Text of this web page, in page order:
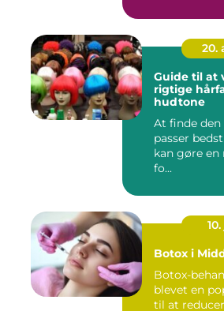
20.
Guide til at
rigtige
hudtone
At finde den
passer
kan gøre
fo...
Botox i
Botox-
blevet en
til at